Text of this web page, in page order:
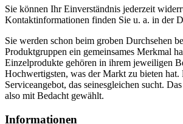
Sie können Ihr Einverständnis jederzeit
Kontaktinformationen finden Sie u. a. in der
Sie werden schon beim groben Durchsehen
Produktgruppen ein gemeinsames Merkmal
Einzelprodukte gehören in ihrem jeweiligen
Hochwertigsten, was der Markt zu bieten
Serviceangebot, das seinesgleichen sucht.
also mit Bedacht gewählt.
Informationen